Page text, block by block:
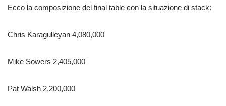
Ecco la composizione del final table con la situazione di stack:
Chris Karagulleyan 4,080,000
Mike Sowers 2,405,000
Pat Walsh 2,200,000